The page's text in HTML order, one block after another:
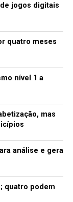
jogos digitais
quatro meses
nível 1 a
mas
análise e gera
quatro podem